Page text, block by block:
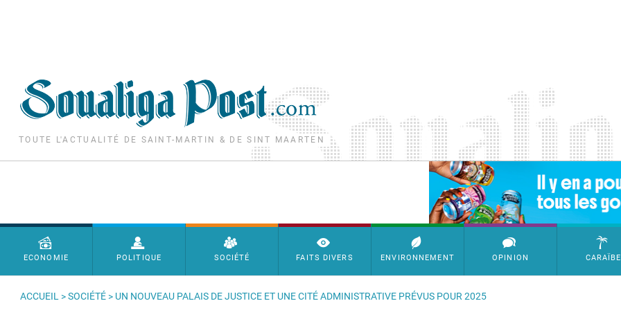
TOUTE L'ACTUALITÉ DE SAINT-MARTIN & DE SINT MAARTEN
SimpleAds Block Bannière
Menu principal
ECONOMIE POLITIQUE SOCIÉTÉ FAITS DIVERS ENVIRONNEMENT OPINION CARAÏBE
ACCUEIL >SOCIÉTÉ > UN NOUVEAU PALAIS DE JUSTICE ET UNE CITÉ ADMINISTRATIVE PRÉVUS POUR 2025